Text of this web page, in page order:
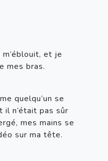
et je
mes bras.
quelqu’un se
il n’était pas sûr
mes mains se
sur ma tête.